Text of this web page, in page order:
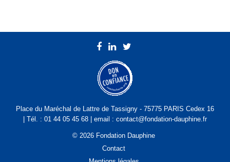
Place du Maréchal de Lattre de Tassigny - 75775 PARIS Cedex 16
| Tél. : 01 44 05 45 68 | email : contact@fondation-dauphine.fr
© 2026 Fondation Dauphine
Contact